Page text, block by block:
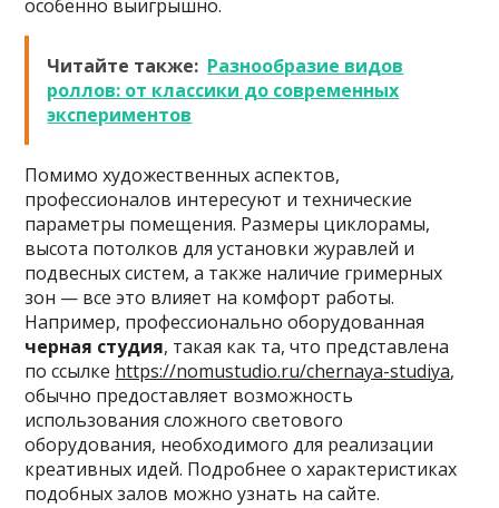
особенно выигрышно.
Читайте также: Разнообразие видов
роллов: от классики до современных
экспериментов
Помимо художественных аспектов,
профессионалов интересуют и технические
параметры помещения. Размеры циклорамы,
высота потолков для установки журавлей и
подвесных систем, а также наличие гримерных
зон — все это влияет на комфорт работы.
Например, профессионально оборудованная
черная студия, такая как та, что представлена
по ссылке https://nomustudio.ru/chernaya-studiya,
обычно предоставляет возможность
использования сложного светового
оборудования, необходимого для реализации
креативных идей. Подробнее о характеристиках
подобных залов можно узнать на сайте.